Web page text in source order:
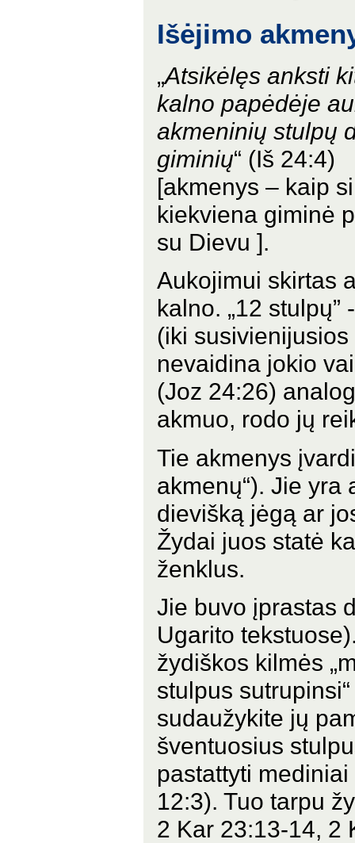
Išėjimo
„Atsikėlęs anksti
kalno papėdėje
akmeninių stulpų
giminių“ (Iš 24:4)
[akmenys – kaip
kiekviena giminė
su Dievu ].
Aukojimui skirtas
kalno. „12
(iki
nevaidina jokio
(Joz 24:26)
akmuo, rodo jų
Tie akmenys
akmenų“). Jie
dievišką jėgą ar
Žydai juos statė
ženklus.
Jie buvo įprastas
Ugarito
žydiškos kilmės
stulpus
sudaužykite jų
šventuosius
pastattyti
12:3). Tuo tarpu
2 Kar 23:13-14, 2